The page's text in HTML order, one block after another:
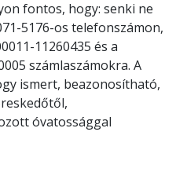
fontos, hogy: senki ne
5176-os telefonszámon,
11260435 és a
számlaszámokra. A
ismert, beazonosítható,
óvatossággal